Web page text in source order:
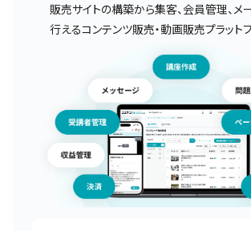
販売サイトの構築から集客、会員管理、メ
行えるコンテンツ販売・動画販売プラット